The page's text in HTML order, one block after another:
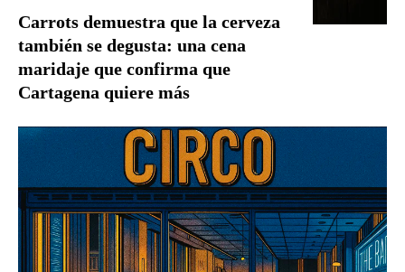
Carrots demuestra que la cerveza
también se degusta: una cena
maridaje que confirma que
Cartagena quiere más